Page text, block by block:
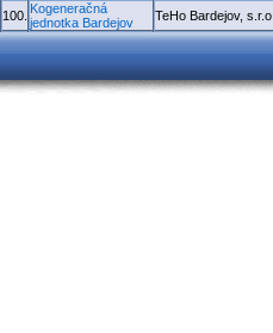
100. Kogeneračná
jednotka Bardejov
TeHo Bardejov, s.r.o.